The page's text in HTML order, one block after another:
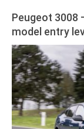
Peugeot 3008
model entry
2024-
02-
27